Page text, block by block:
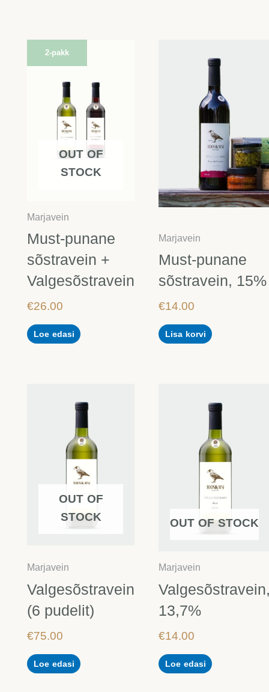
2-pakk
OUT OF
STOCK
Marjavein
Must-punane
sõstravein +
Valgesõstravein
€26.00
Loe edasi
Marjavein
Must-punane
sõstravein, 15%
€14.00
Lisa korvi
OUT OF
STOCK
Marjavein
Valgesõstravein
(6 pudelit)
€75.00
Loe edasi
OUT OF STOCK
Marjavein
13,7%
€14.00
Loe edasi